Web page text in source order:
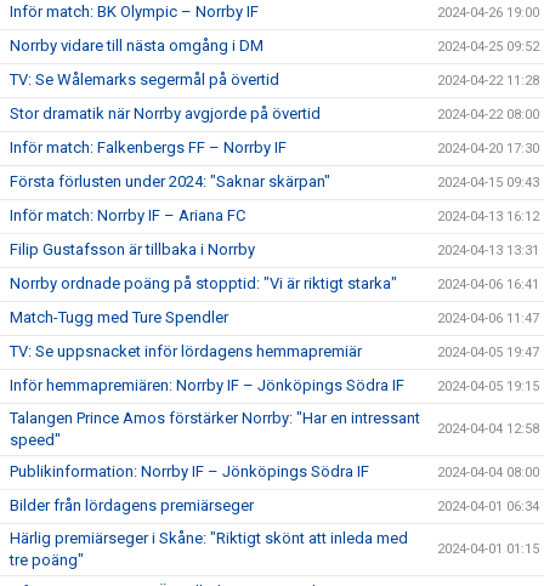
Inför match: BK Olympic – Norrby IF 2024-04-26 19:00
Norrby vidare till nästa omgång i DM 2024-04-25 09:52
TV: Se Wålemarks segermål på övertid 2024-04-22 11:28
Stor dramatik när Norrby avgjorde på övertid 2024-04-22 08:00
Inför match: Falkenbergs FF – Norrby IF 2024-04-20 17:30
Första förlusten under 2024: "Saknar skärpan" 2024-04-15 09:43
Inför match: Norrby IF – Ariana FC 2024-04-13 16:12
Filip Gustafsson är tillbaka i Norrby 2024-04-13 13:31
Norrby ordnade poäng på stopptid: "Vi är riktigt starka" 2024-04-06 16:41
Match-Tugg med Ture Spendler 2024-04-06 11:47
TV: Se uppsnacket inför lördagens hemmapremiär 2024-04-05 19:47
Inför hemmapremiären: Norrby IF – Jönköpings Södra IF 2024-04-05 19:15
Talangen Prince Amos förstärker Norrby: "Har en intressant
speed"
2024-04-04 12:58
Publikinformation: Norrby IF – Jönköpings Södra IF 2024-04-04 08:00
Bilder från lördagens premiärseger 2024-04-01 06:34
Härlig premiärseger i Skåne: "Riktigt skönt att inleda med
tre poäng"
2024-04-01 01:15